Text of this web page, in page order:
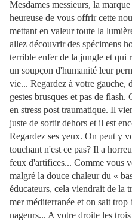
Mesdames messieurs, la
heureuse de vous offrir cette
mettant en valeur toute la
allez découvrir des spécimens
terrible enfer de la jungle et qui
un soupçon d'humanité leur
vie... Regardez à votre gauche,
gestes brusques et pas de
en stress post traumatique. Il
juste de sortir dehors et il est
Regardez ses yeux. On peut y
touchant n'est ce pas? Il a
feux d'artifices... Comme vous
malgré la douce chaleur du «
éducateurs, cela viendrait de la
mer méditerranée et on sait
nageurs... A votre droite les